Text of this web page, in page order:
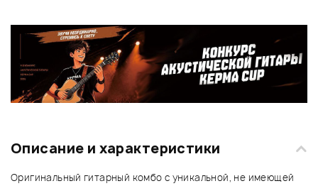
Описание и характеристики
Оригинальный гитарный комбо с уникальной, не имеющей